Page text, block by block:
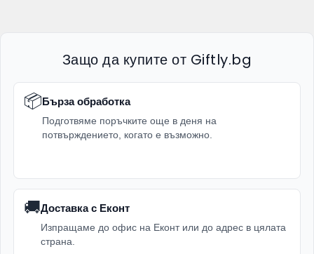
Защо да купите от Giftly.bg
📦Бърза обработка
Подготвяме поръчките още в деня на
потвърждението, когато е възможно.
🚚Доставка с Еконт
Изпращаме до офис на Еконт или до адрес в цялата
страна.